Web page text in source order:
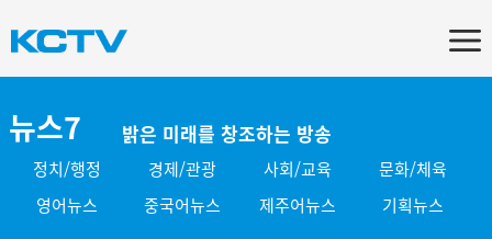
뉴스7 밝은 미래를 창조하는 방송
정치/행정 경제/관광 사회/교육
문화/체육
영어뉴스
중국어뉴스 제주어뉴스 기획뉴스